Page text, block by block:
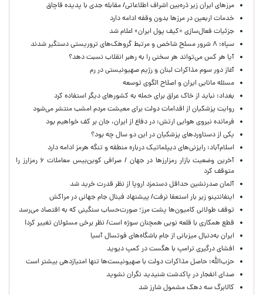
مرزهای ایران زیر ذره‌بین اشراف اطلاعاتی/ مقابله جدی با پدیده قاچاق
خدمات اربعین در مرزها بدون وقفه ادامه دارد
جزئیات فعال‌سازی «کیف پول ایران» اعلام شد
سپاه: ۸ شرور مسلح شاخص و مرتبط گروهک‌های تروریستی دستگیر شدند
آیا هر کس می‌تواند هر سخنی را به رهبر انقلاب نسبت دهد؟
آغاز دور سوم مذاکرات لبنان و رژیم صهیونیستی در رم
مسئله مانایی ایران و اصلاح الگوی توسعه
بغداد: نباید از خاک عراق برای حمله به کشورهای دیگر استفاده کرد
روایت پزشکیان از اقدامات دولت برای معیشت مردم امشب منتشر می‌شود
فرمانده نیروی هوایی ارتش: در دفاع از ایران، جان بر کف خواهیم بود
یکی از دستاوردهای پزشکیان در این دو سال چه بود؟
اسلام‌آباد: رایزنی‌های دیپلماتیک درباره منطقه و تنگه هرمز ادامه دارد
آخرین وضعیت بازار رمزارزها در جهان / صرافی کوین‌بیس معاملات ۶ رمزارز را
متوقف کرد
آلمان صدرنشین حداقل دستمزد اروپا از نظر قدرت خرید شد
اینفانتینو زیر بار استعفا نرفت/ پیشنهاد فینال جام جهانی در مراکش
توقف طولانی کامیون‌ها پشت مرز؛ صورت‌حساب سنگینی که به اقتصاد می‌رسد
قطع همکاری با قلعه نویی همچنان سوژه است/ نظر برخی مسئولان تغییر کرد!
ایران به‌دنبال میزبانی از جام باشگاه‌های فوتسال آسیا
افشای درگیری ترامپ با هگست در کمپ دیوید
حزب‌الله: حاصل مذاکرات دولت با صهیونیست‌ها تنها امتیازدهی‌ بیشتر است
صدای انفجار در پاکدشت شنیدید نگران نشوید
کالابرگ سه دهک مشمول شارز شد